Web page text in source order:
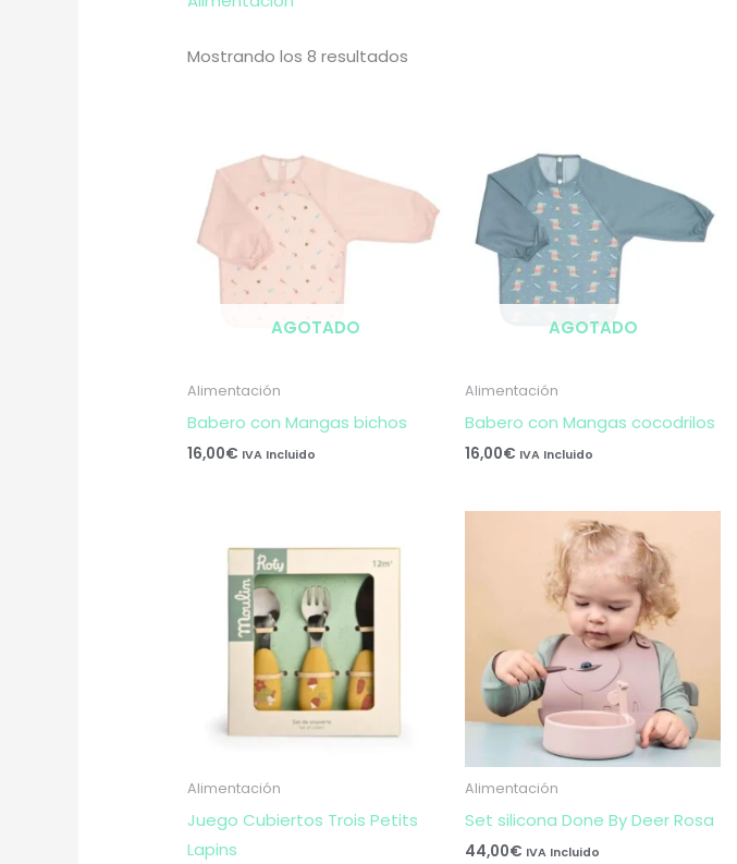
Mostrando los 8 resultados
AGOTADO
Alimentación
Babero con Mangas bichos
16,00€ IVA Incluido
AGOTADO
Alimentación
Babero con Mangas cocodrilos
16,00€ IVA Incluido
Alimentación
Juego Cubiertos Trois Petits
Lapins
Alimentación
Set silicona Done By Deer Rosa
44,00€ IVA Incluido